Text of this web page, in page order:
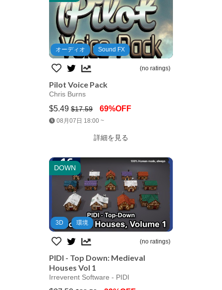
オーディオ Sound FX
(no ratings)
Pilot Voice Pack
Chris Burns
$5.49 $17.59 69%OFF
08月07日 18:00 ~
詳細を見る
DOWN
Jump AssetStore
3D 環境
(no ratings)
PIDI - Top Down: Medieval
Houses Vol 1
Irreverent Software - PIDI